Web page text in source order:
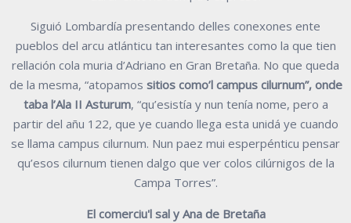
Siguió Lombardía presentando delles conexones ente
pueblos del arcu atlánticu tan interesantes como la que tien
rellación cola muria d’Adriano en Gran Bretaña. No que queda
de la mesma, “atopamos sitios como’l campus cilurnum”, onde
taba l’Ala II Asturum, “qu’esistía y nun tenía nome, pero a
partir del añu 122, que ye cuando llega esta unidá ye cuando
se llama campus cilurnum. Nun paez mui esperpénticu pensar
qu’esos cilurnum tienen dalgo que ver colos cilúrnigos de la
Campa Torres”.
El comerciu'l sal y Ana de Bretaña